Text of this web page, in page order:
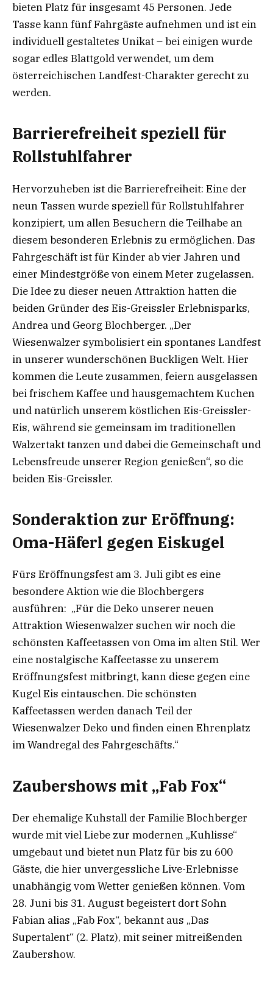
bieten Platz für insgesamt 45 Personen. Jede
Tasse kann fünf Fahrgäste aufnehmen und ist ein
individuell gestaltetes Unikat – bei einigen wurde
sogar edles Blattgold verwendet, um dem
österreichischen Landfest-Charakter gerecht zu
werden.
Barrierefreiheit speziell für
Rollstuhlfahrer
Hervorzuheben ist die Barrierefreiheit: Eine der
neun Tassen wurde speziell für Rollstuhlfahrer
konzipiert, um allen Besuchern die Teilhabe an
diesem besonderen Erlebnis zu ermöglichen. Das
Fahrgeschäft ist für Kinder ab vier Jahren und
einer Mindestgröße von einem Meter zugelassen.
Die Idee zu dieser neuen Attraktion hatten die
beiden Gründer des Eis-Greissler Erlebnisparks,
Andrea und Georg Blochberger. „Der
Wiesenwalzer symbolisiert ein spontanes Landfest
in unserer wunderschönen Buckligen Welt. Hier
kommen die Leute zusammen, feiern ausgelassen
bei frischem Kaffee und hausgemachtem Kuchen
und natürlich unserem köstlichen Eis-Greissler-
Eis, während sie gemeinsam im traditionellen
Walzertakt tanzen und dabei die Gemeinschaft und
Lebensfreude unserer Region genießen“, so die
beiden Eis-Greissler.
Sonderaktion zur Eröffnung:
Oma-Häferl gegen Eiskugel
Fürs Eröffnungsfest am 3. Juli gibt es eine
besondere Aktion wie die Blochbergers
ausführen: „Für die Deko unserer neuen
Attraktion Wiesenwalzer suchen wir noch die
schönsten Kaffeetassen von Oma im alten Stil. Wer
eine nostalgische Kaffeetasse zu unserem
Eröffnungsfest mitbringt, kann diese gegen eine
Kugel Eis eintauschen. Die schönsten
Kaffeetassen werden danach Teil der
Wiesenwalzer Deko und finden einen Ehrenplatz
im Wandregal des Fahrgeschäfts.“
Zaubershows mit „Fab Fox“
Der ehemalige Kuhstall der Familie Blochberger
wurde mit viel Liebe zur modernen „Kuhlisse“
umgebaut und bietet nun Platz für bis zu 600
Gäste, die hier unvergessliche Live-Erlebnisse
unabhängig vom Wetter genießen können. Vom
28. Juni bis 31. August begeistert dort Sohn
Fabian alias „Fab Fox“, bekannt aus „Das
Supertalent“ (2. Platz), mit seiner mitreißenden
Zaubershow.